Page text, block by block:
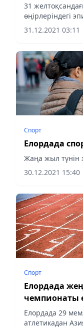
31
өңірлеріндегі
матрицасы
akshamy.kz
31.12.2021 03:11
Спорт
Елордада
Жаңа жыл түнін
30.12.2021 15:40
Спорт
Елордада
чемпионаты
Елордада 29
атлетикадан